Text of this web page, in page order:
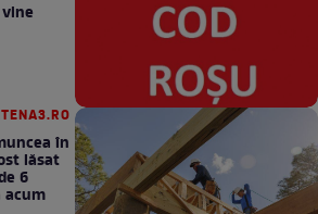
vine
în
lăsat
6
acum